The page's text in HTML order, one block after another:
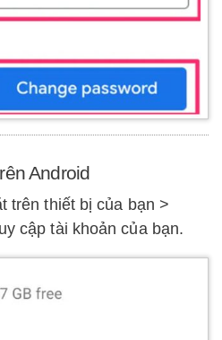
Android
trên thiết bị của bạn >
cập tài khoản của bạn.